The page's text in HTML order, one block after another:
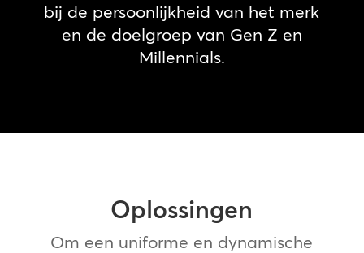
bij de persoonlijkheid van het merk
en de doelgroep van Gen Z en
Millennials.
Oplossingen
Om een uniforme en dynamische